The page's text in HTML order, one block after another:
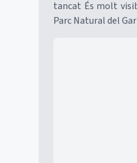
tancat És molt
Parc Natural del